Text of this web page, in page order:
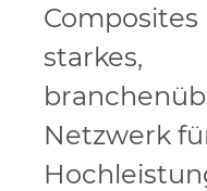
starkes,
Netzwerk